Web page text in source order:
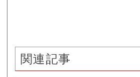
関連記事